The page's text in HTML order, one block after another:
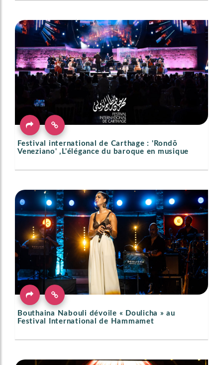
Festival international de Carthage : 'Rondō
Veneziano' ,L'élégance du baroque en musique
Bouthaina Nabouli dévoile « Doulicha » au
Festival International de Hammamet